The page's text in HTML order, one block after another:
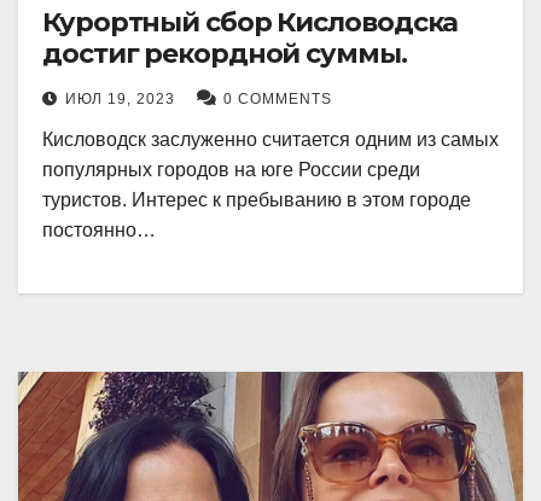
Курортный сбор Кисловодска
достиг рекордной суммы.
ИЮЛ 19, 2023 0 COMMENTS
Кисловодск заслуженно считается одним из самых
популярных городов на юге России среди
туристов. Интерес к пребыванию в этом городе
постоянно…